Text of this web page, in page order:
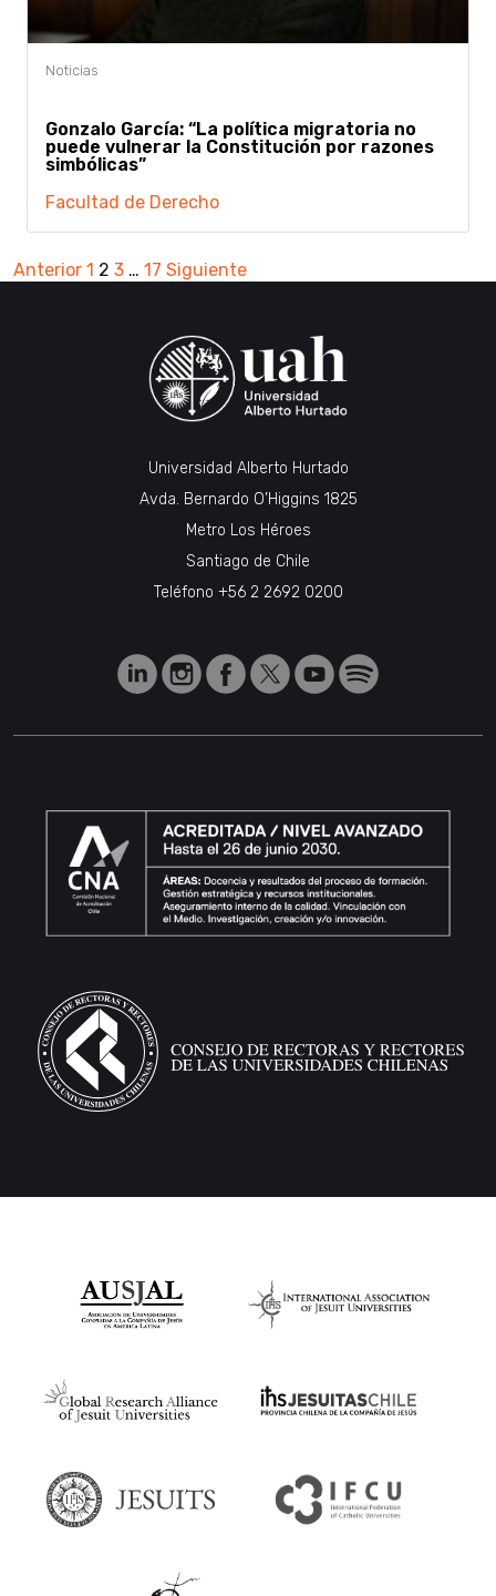
Gonzalo García: “La política migratoria no
puede vulnerar la Constitución por razones
simbólicas”
Facultad de Derecho
Paginación
entradas
Anterior 1 2 3 … 17 Siguiente
Universidad Alberto Hurtado
Avda. Bernardo O’Higgins 1825
Metro Los Héroes
Santiago de Chile
Teléfono +56 2 2692 0200